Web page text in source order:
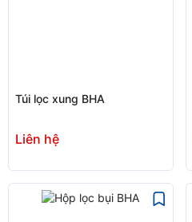
Túi lọc xung BHA
Liên hệ